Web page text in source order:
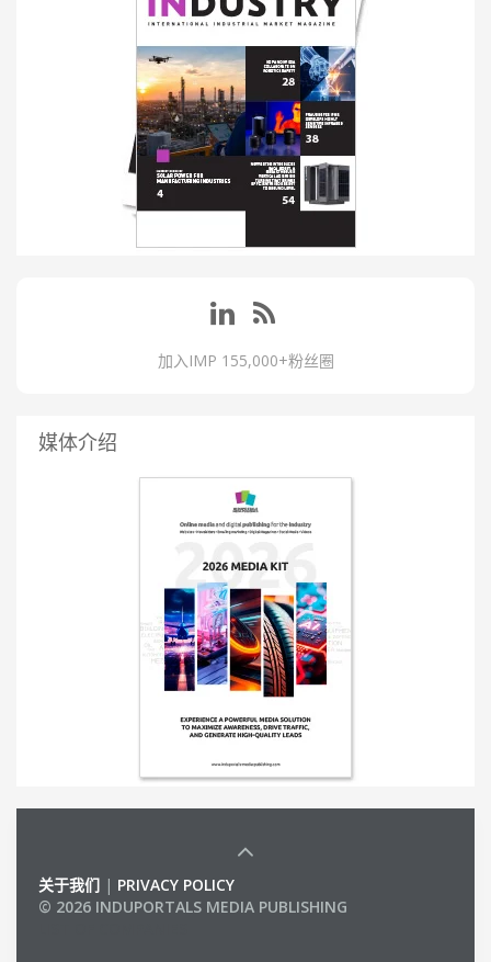
加入IMP 155,000+粉丝圈
媒体介绍
关于我们 | PRIVACY POLICY
© 2026 INDUPORTALS MEDIA PUBLISHING